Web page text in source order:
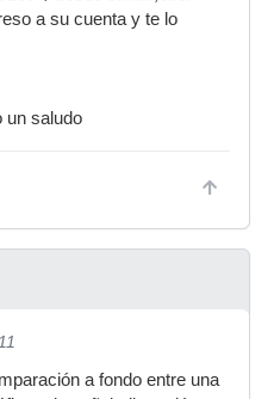
a su cuenta y te lo
un saludo
a fondo entre una